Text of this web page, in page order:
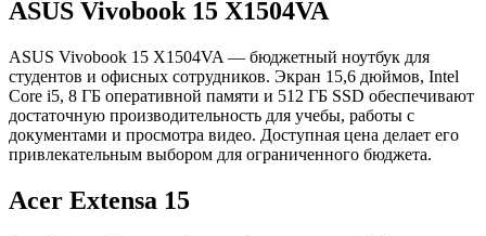
ASUS Vivobook 15 X1504VA
ASUS Vivobook 15 X1504VA — бюджетный ноутбук для
студентов и офисных сотрудников. Экран 15,6 дюймов, Intel
Core i5, 8 ГБ оперативной памяти и 512 ГБ SSD обеспечивают
достаточную производительность для учебы, работы с
документами и просмотра видео. Доступная цена делает его
привлекательным выбором для ограниченного бюджета.
Acer Extensa 15